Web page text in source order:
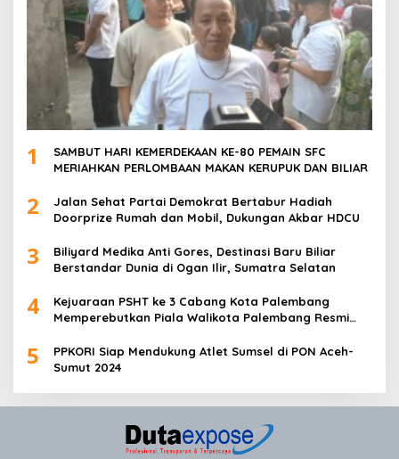
1
SAMBUT HARI KEMERDEKAAN KE-80 PEMAIN SFC
MERIAHKAN PERLOMBAAN MAKAN KERUPUK DAN BILIAR
2
Jalan Sehat Partai Demokrat Bertabur Hadiah
Doorprize Rumah dan Mobil, Dukungan Akbar HDCU
3
Biliyard Medika Anti Gores, Destinasi Baru Biliar
Berstandar Dunia di Ogan Ilir, Sumatra Selatan
4
Kejuaraan PSHT ke 3 Cabang Kota Palembang
Memperebutkan Piala Walikota Palembang Resmi
5
PPKORI Siap Mendukung Atlet Sumsel di PON Aceh-
Sumut 2024